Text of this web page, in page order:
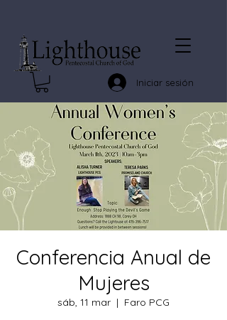
Iniciar sesión
Conferencia Anual de
Mujeres
sáb, 11 mar
  |
Faro PCG